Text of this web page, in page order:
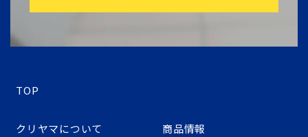
TOP
クリヤマについて 商品情報